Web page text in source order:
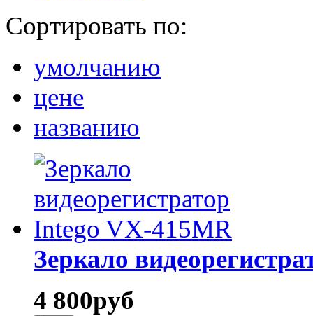
Сортировать по:
умолчанию
цене
названию
Зеркало
4 800руб